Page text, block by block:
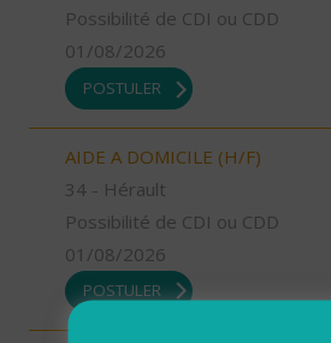
Possibilité de CDI ou CDD
01/08/2026
POSTULER
AIDE A DOMICILE (H/F)
34 - Hérault
Possibilité de CDI ou CDD
01/08/2026
POSTULER